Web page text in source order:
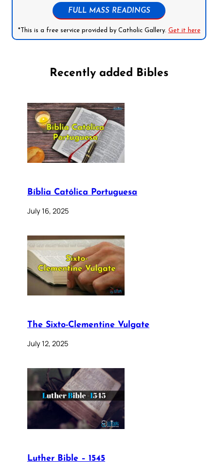
FULL MASS READINGS
*This is a free service provided by Catholic Gallery. Get it here
Recently added Bibles
Bíblia Católica Portuguesa
July 16, 2025
The Sixto-Clementine Vulgate
July 12, 2025
Luther Bible – 1545